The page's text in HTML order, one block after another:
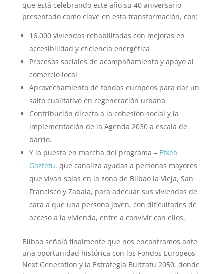
que está celebrando este año su 40 aniversario,
presentado como clave en esta transformación, con:
16.000 viviendas rehabilitadas con mejoras en
accesibilidad y eficiencia energética
Procesos sociales de acompañamiento y apoyo al
comercio local
Aprovechamiento de fondos europeos para dar un
salto cualitativo en regeneración urbana
Contribución directa a la cohesión social y la
implementación de la Agenda 2030 a escala de
barrio.
Y la puesta en marcha del programa –Etxea
Gaztetu. que canaliza ayudas a personas mayores
que vivan solas en la zona de Bilbao la Vieja, San
Francisco y Zabala, para adecuar sus viviendas de
cara a que una persona joven, con dificultades de
acceso a la vivienda, entre a convivir con ellos.
Bilbao señaló finalmente que nos encontramos ante
una oportunidad histórica con los Fondos Europeos
Next Generation y la Estrategia Bultzatu 2050, donde